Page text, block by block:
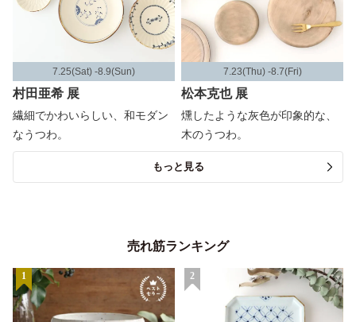
7.25(Sat) -8.9(Sun)
村田亜希 展
繊細でかわいらしい、和モダン
なうつわ。
7.23(Thu) -8.7(Fri)
松本克也 展
燻したような灰色が印象的な、
木のうつわ。
もっと見る
売れ筋ランキング
1 2